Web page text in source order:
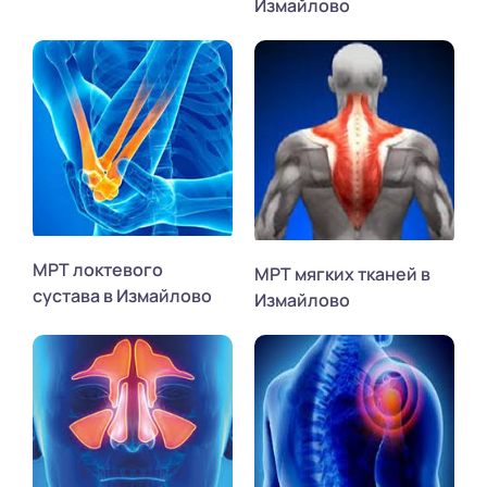
Измайлово
МРТ локтевого
сустава в Измайлово
МРТ мягких тканей в
Измайлово